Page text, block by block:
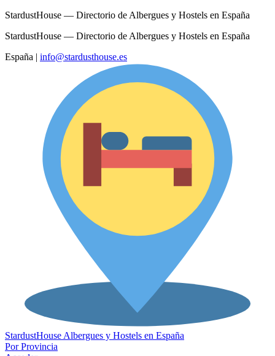
StardustHouse — Directorio de Albergues y Hostels en España
StardustHouse — Directorio de Albergues y Hostels en España
España | info@stardusthouse.es
StardustHouse Albergues y Hostels en España
Por Provincia